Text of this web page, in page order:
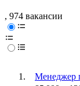
, 974 вакансии
Менеджер